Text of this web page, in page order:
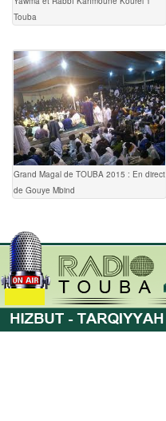
Touba
Grand Magal de TOUBA 2015 : En direct
de Gouye Mbind